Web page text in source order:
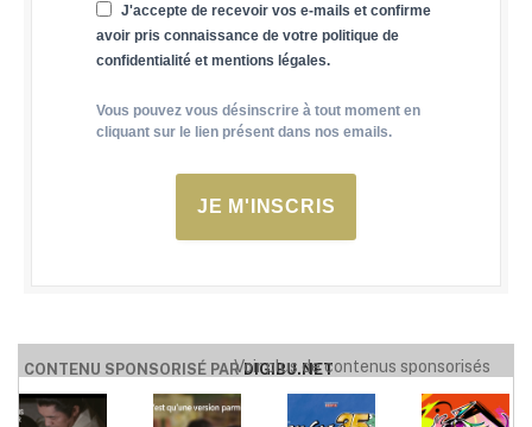
J'accepte de recevoir vos e-mails et confirme
avoir pris connaissance de votre politique de
confidentialité et mentions légales.
Vous pouvez vous désinscrire à tout moment en
cliquant sur le lien présent dans nos emails.
JE M'INSCRIS
CONTENU SPONSORISÉ PARDIGIBU.NET
Voir plus de contenus sponsorisés